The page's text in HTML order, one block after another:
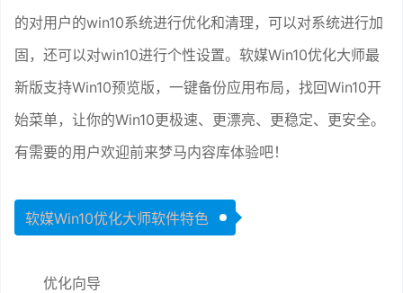
的对用户的win10系统进行优化和清理，可以对系统进行加
固，还可以对win10进行个性设置。软媒Win10优化大师最
新版支持Win10预览版，一键备份应用布局，找回Win10开
始菜单，让你的Win10更极速、更漂亮、更稳定、更安全。
有需要的用户欢迎前来梦马内容库体验吧！
软媒Win10优化大师软件特色
优化向导